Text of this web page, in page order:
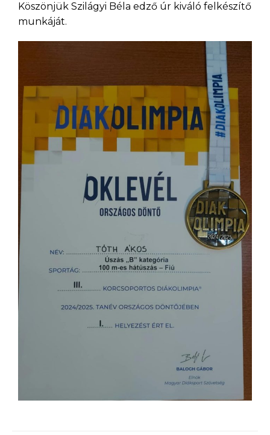
Köszönjük Szilágyi Béla edző úr kiváló felkészítő
munkáját.